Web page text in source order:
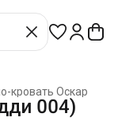
кровать Оскар
004)